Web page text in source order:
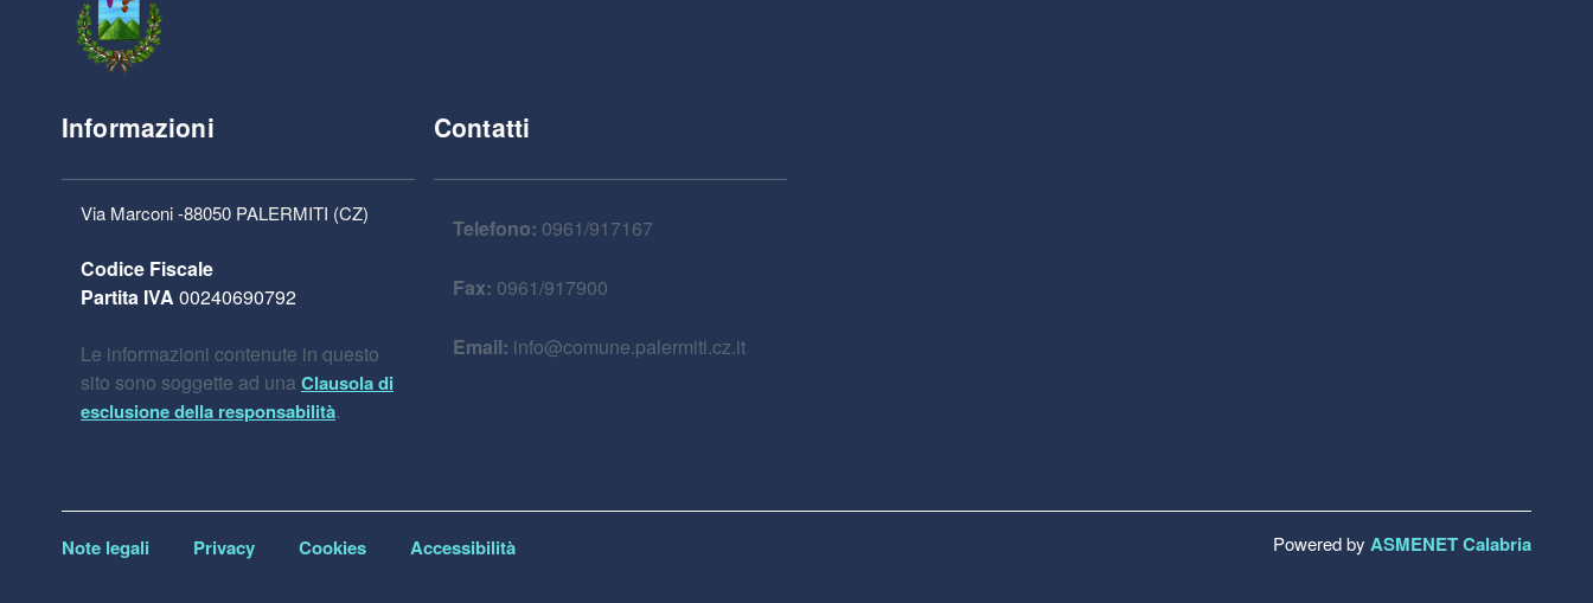
Informazioni
Via Marconi -88050 PALERMITI (CZ)
Codice Fiscale
Partita IVA 00240690792
Le informazioni contenute in questo
sito sono soggette ad una Clausola di
esclusione della responsabilità.
Contatti
Telefono: 0961/917167
Fax: 0961/917900
Email: info@comune.palermiti.cz.it
Note legali Privacy Cookies Accessibilità Powered by ASMENET Calabria